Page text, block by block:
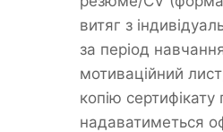
витяг з
за період
мотиваційний
копію
надаватиметься